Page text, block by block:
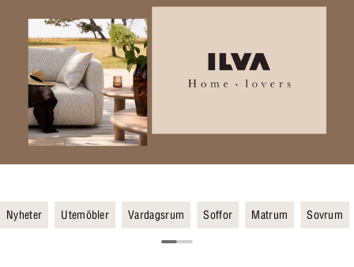
Nyheter Utemöbler Vardagsrum Soffor Matrum Sovrum